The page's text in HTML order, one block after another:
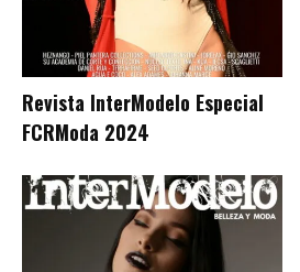
Revista InterModelo Especial
FCRModa 2024